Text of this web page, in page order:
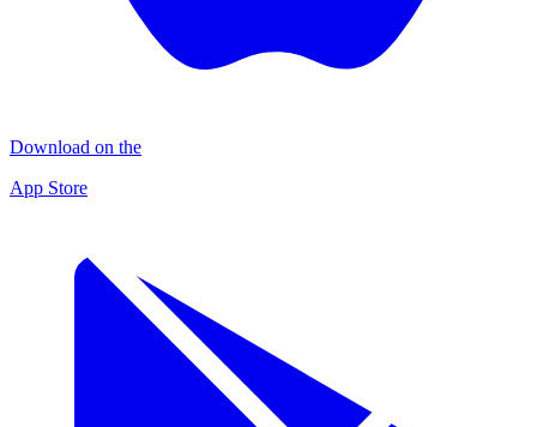
Download on the
App Store